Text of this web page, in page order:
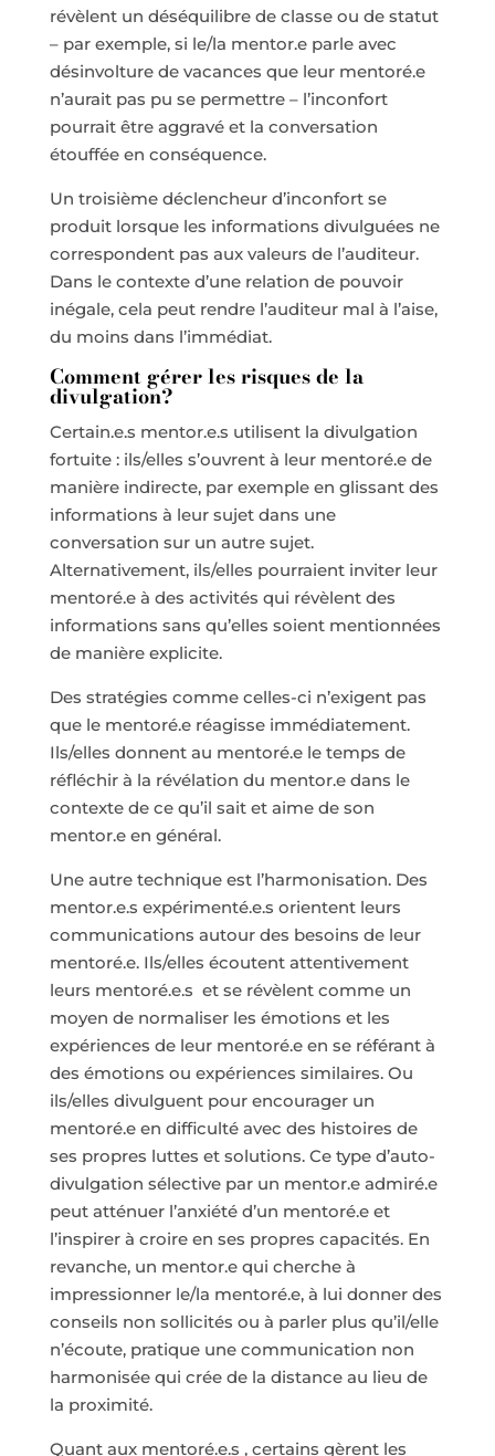
révèlent un déséquilibre de classe ou de statut
– par exemple, si le/la mentor.e parle avec
désinvolture de vacances que leur mentoré.e
n’aurait pas pu se permettre – l’inconfort
pourrait être aggravé et la conversation
étouffée en conséquence.
Un troisième déclencheur d’inconfort se
produit lorsque les informations divulguées ne
correspondent pas aux valeurs de l’auditeur.
Dans le contexte d’une relation de pouvoir
inégale, cela peut rendre l’auditeur mal à l’aise,
du moins dans l’immédiat.
Comment gérer les risques de la
divulgation?
Certain.e.s mentor.e.s utilisent la divulgation
fortuite : ils/elles s’ouvrent à leur mentoré.e de
manière indirecte, par exemple en glissant des
informations à leur sujet dans une
conversation sur un autre sujet.
Alternativement, ils/elles pourraient inviter leur
mentoré.e à des activités qui révèlent des
informations sans qu’elles soient mentionnées
de manière explicite.
Des stratégies comme celles-ci n’exigent pas
que le mentoré.e réagisse immédiatement.
Ils/elles donnent au mentoré.e le temps de
réfléchir à la révélation du mentor.e dans le
contexte de ce qu’il sait et aime de son
mentor.e en général.
Une autre technique est l’harmonisation. Des
mentor.e.s expérimenté.e.s orientent leurs
communications autour des besoins de leur
mentoré.e. Ils/elles écoutent attentivement
leurs mentoré.e.s et se révèlent comme un
moyen de normaliser les émotions et les
expériences de leur mentoré.e en se référant à
des émotions ou expériences similaires. Ou
ils/elles divulguent pour encourager un
mentoré.e en difficulté avec des histoires de
ses propres luttes et solutions. Ce type d’auto-
divulgation sélective par un mentor.e admiré.e
peut atténuer l’anxiété d’un mentoré.e et
l’inspirer à croire en ses propres capacités. En
revanche, un mentor.e qui cherche à
impressionner le/la mentoré.e, à lui donner des
conseils non sollicités ou à parler plus qu’il/elle
n’écoute, pratique une communication non
harmonisée qui crée de la distance au lieu de
la proximité.
Quant aux mentoré.e.s , certains gèrent les